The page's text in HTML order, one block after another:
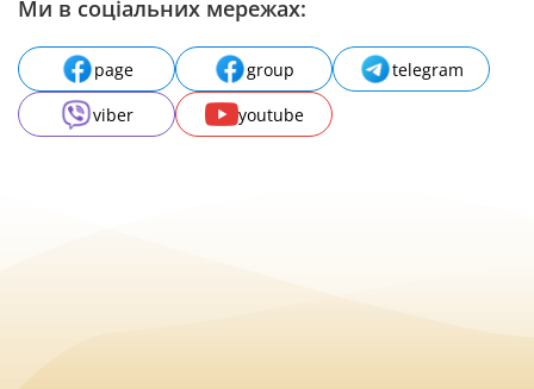
Ми в соціальних мережах:
page group
telegram
viber
youtube